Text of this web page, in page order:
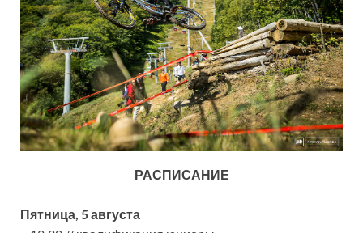
РАСПИСАНИЕ
Пятница, 5 августа